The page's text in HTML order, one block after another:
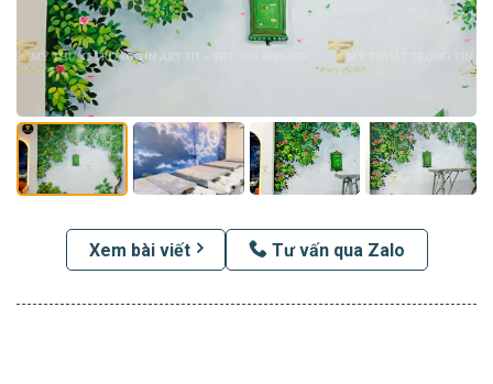
Xem bài viết Tư vấn qua Zalo